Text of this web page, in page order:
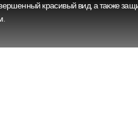
красивый вид, а также